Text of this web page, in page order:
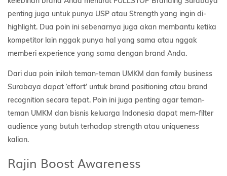
penting juga untuk punya USP atau Strength yang ingin di-
highlight. Dua poin ini sebenarnya juga akan membantu ketika
kompetitor lain nggak punya hal yang sama atau nggak
memberi experience yang sama dengan brand Anda.
Dari dua poin inilah teman-teman UMKM dan family business
Surabaya dapat ‘effort’ untuk brand positioning atau brand
recognition secara tepat. Poin ini juga penting agar teman-
teman UMKM dan bisnis keluarga Indonesia dapat mem-filter
audience yang butuh terhadap strength atau uniqueness
kalian.
Rajin Boost Awareness